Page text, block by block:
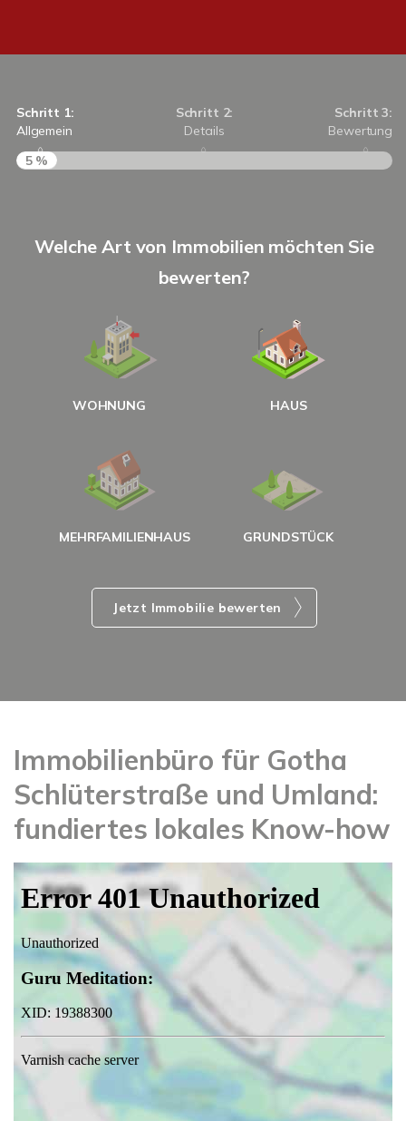
Schritt 1:
Allgemein
Schritt 2:
Details
Schritt 3:
Bewertung
5 %
Welche Art von Immobilien möchten Sie
bewerten?
WOHNUNG HAUS
MEHRFAMILIENHAUS GRUNDSTÜCK
Jetzt Immobilie bewerten
Immobilienbüro für Gotha
Schlüterstraße und Umland:
fundiertes lokales Know-how